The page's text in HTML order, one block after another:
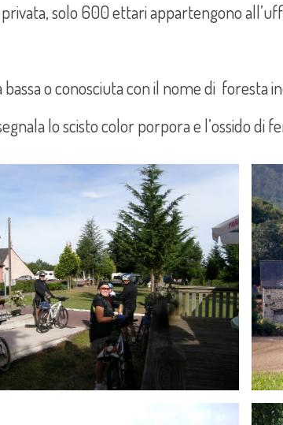
solo 600 ettari appartengono
bassa o conosciuta con il nome di foresta
lo scisto color porpora e l’ossido di